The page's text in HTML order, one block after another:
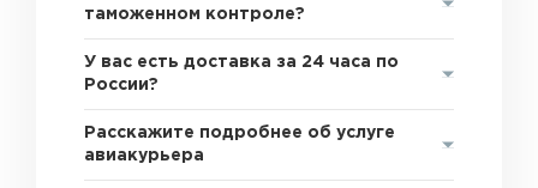
таможенном контроле?
У вас есть доставка за 24 часа по
России?
Расскажите подробнее об услуге
авиакурьера